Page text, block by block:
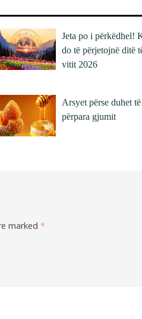
Jeta po i përkëdhel!
do të përjetojnë ditë
vitit 2026
Arsyet përse duhet
përpara gjumit
marked *